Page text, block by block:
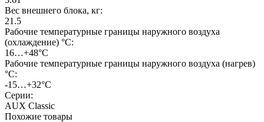
Вес внешнего блока, кг:
21.5
Рабочие температурные границы наружного воздуха
(охлаждение) °C:
16…+48°С
Рабочие температурные границы наружного воздуха (нагрев)
°C:
-15…+32°С
Серии:
AUX Classic
Похожие товары